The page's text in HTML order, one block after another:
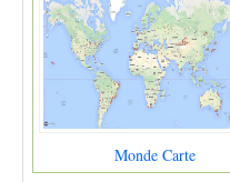
Monde Carte